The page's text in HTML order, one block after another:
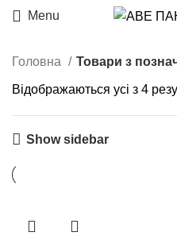
Menu
Головна Товари з
Відображаються усі з 4
Show sidebar